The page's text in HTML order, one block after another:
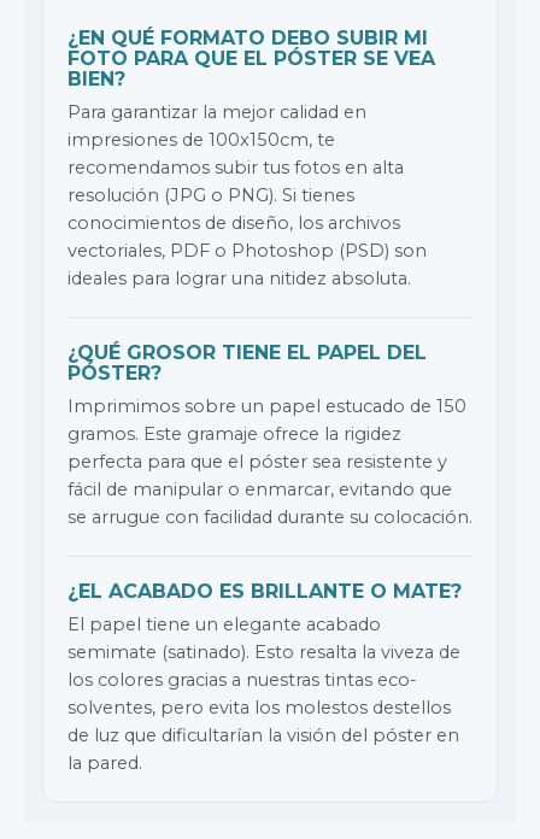
¿EN QUÉ FORMATO DEBO SUBIR MI
FOTO PARA QUE EL PÓSTER SE VEA
BIEN?
Para garantizar la mejor calidad en
impresiones de 100x150cm, te
recomendamos subir tus fotos en alta
resolución (JPG o PNG). Si tienes
conocimientos de diseño, los archivos
vectoriales, PDF o Photoshop (PSD) son
ideales para lograr una nitidez absoluta.
¿QUÉ GROSOR TIENE EL PAPEL DEL
PÓSTER?
Imprimimos sobre un papel estucado de 150
gramos. Este gramaje ofrece la rigidez
perfecta para que el póster sea resistente y
fácil de manipular o enmarcar, evitando que
se arrugue con facilidad durante su colocación.
¿EL ACABADO ES BRILLANTE O MATE?
El papel tiene un elegante acabado
semimate (satinado). Esto resalta la viveza de
los colores gracias a nuestras tintas eco-
solventes, pero evita los molestos destellos
de luz que dificultarían la visión del póster en
la pared.